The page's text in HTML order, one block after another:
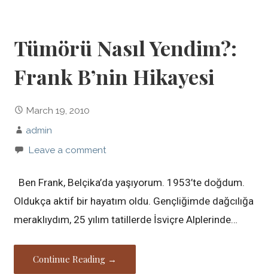
Tümörü Nasıl Yendim?:
Frank B’nin Hikayesi
March 19, 2010
admin
Leave a comment
Ben Frank, Belçika’da yaşıyorum. 1953’te doğdum.
Oldukça aktif bir hayatım oldu. Gençliğimde dağcılığa
meraklıydım, 25 yılım tatillerde İsviçre Alplerinde…
Continue Reading →